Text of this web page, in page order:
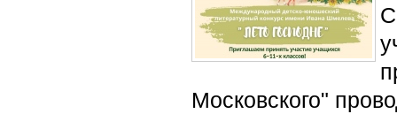
Московского"